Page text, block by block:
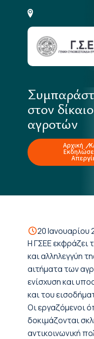
στον
αγροτών
Αρχική
20 Ιανουαρίου
Η ΓΣΕΕ εκφράζει
και αλληλεγγύη
αιτήματα των
ενίσχυση και
και του
Οι εργαζόμενοι
δοκιμάζονται
αντικοινωνική